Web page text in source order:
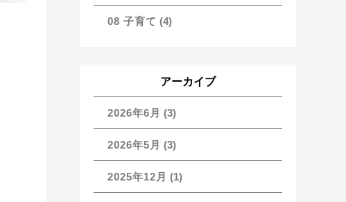
08 子育て (4)
アーカイブ
2026年6月 (3)
2026年5月 (3)
2025年12月 (1)